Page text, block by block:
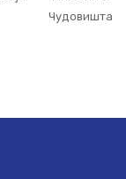
Чудовишта